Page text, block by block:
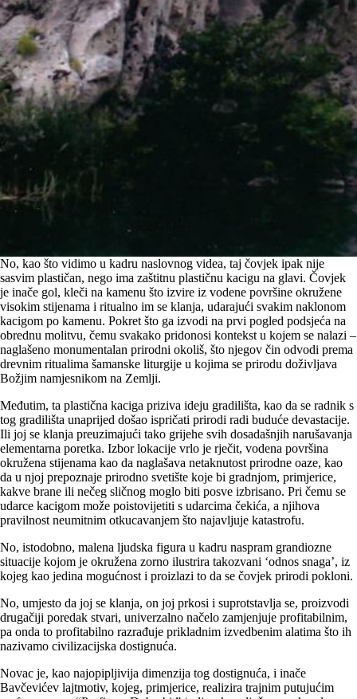
No, kao što vidimo u kadru naslovnog videa, taj čovjek ipak nije
sasvim plastičan, nego ima zaštitnu plastičnu kacigu na glavi. Čovjek
je inače gol, kleči na kamenu što izvire iz vodene površine okružene
visokim stijenama i ritualno im se klanja, udarajući svakim naklonom
kacigom po kamenu. Pokret što ga izvodi na prvi pogled podsjeća na
obrednu molitvu, čemu svakako pridonosi kontekst u kojem se nalazi –
naglašeno monumentalan prirodni okoliš, što njegov čin odvodi prema
drevnim ritualima šamanske liturgije u kojima se prirodu doživljava
Božjim namjesnikom na Zemlji.
Međutim, ta plastična kaciga priziva ideju gradilišta, kao da se radnik s
tog gradilišta unaprijed došao ispričati prirodi radi buduće devastacije.
Ili joj se klanja preuzimajući tako grijehe svih dosadašnjih narušavanja
elementarna poretka. Izbor lokacije vrlo je rječit, vodena površina
okružena stijenama kao da naglašava netaknutost prirodne oaze, kao
da u njoj prepoznaje prirodno svetište koje bi gradnjom, primjerice,
kakve brane ili nečeg sličnog moglo biti posve izbrisano. Pri čemu se
udarce kacigom može poistovijetiti s udarcima čekića, a njihova
pravilnost neumitnim otkucavanjem što najavljuje katastrofu.
No, istodobno, malena ljudska figura u kadru naspram grandiozne
situacije kojom je okružena zorno ilustrira takozvani ‘odnos snaga’, iz
kojeg kao jedina mogućnost i proizlazi to da se čovjek prirodi pokloni.
No, umjesto da joj se klanja, on joj prkosi i suprotstavlja se, proizvodi
drugačiji poredak stvari, univerzalno načelo zamjenjuje profitabilnim,
pa onda to profitabilno razrađuje prikladnim izvedbenim alatima što ih
nazivamo civilizacijska dostignuća.
Novac je, kao najopipljivija dimenzija tog dostignuća, i inače
Bavčevićev lajtmotiv, kojeg, primjerice, realizira trajnim putujućim